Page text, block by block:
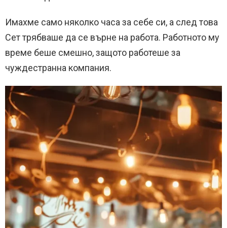
Имахме само няколко часа за себе си, а след това
Сет трябваше да се върне на работа. Работното му
време беше смешно, защото работеше за
чуждестранна компания.